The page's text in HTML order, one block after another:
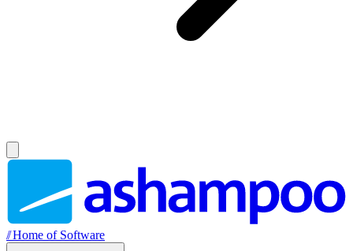
//Home of Software